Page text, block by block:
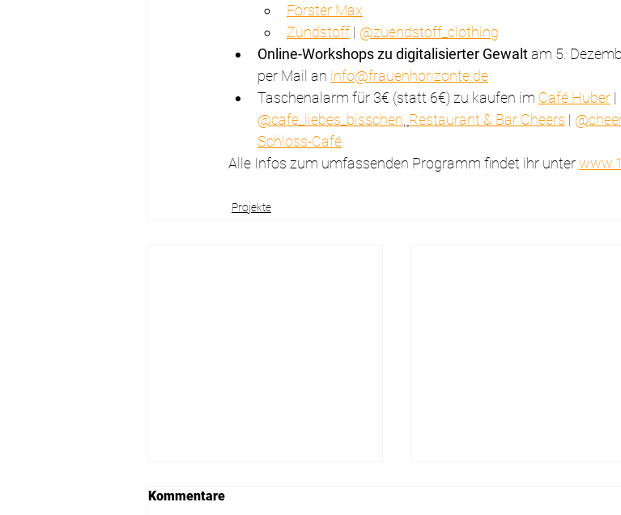
Förster Max
Zündstoff | @zuendstoff_clothing
Online-Workshops zu digitalisierter Gewalt am 5.
per Mail an info@frauenhorizonte.de
Taschenalarm für 3€ (statt 6€) zu kaufen im Café Huber |
@cafe_liebes_bisschen Restaurant & Bar Cheers |
Schloss-Café
Alle Infos zum umfassenden Programm findet ihr unter
Projekte
Kommentare